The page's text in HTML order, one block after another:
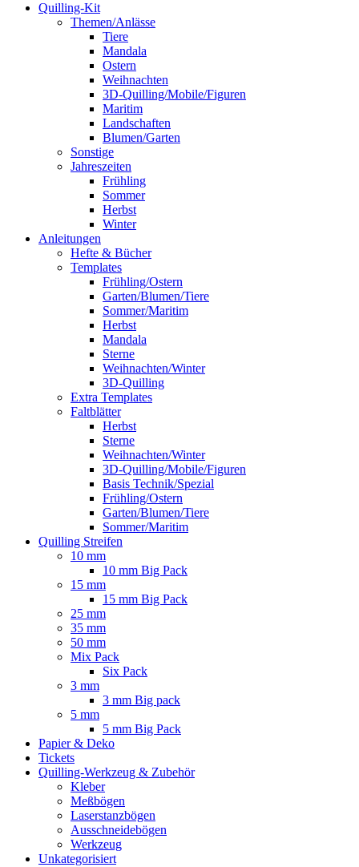
Quilling-Kit
Themen/Anlässe
Tiere
Mandala
Ostern
Weihnachten
3D-Quilling/Mobile/Figuren
Maritim
Landschaften
Blumen/Garten
Sonstige
Jahreszeiten
Frühling
Sommer
Herbst
Winter
Anleitungen
Hefte & Bücher
Templates
Frühling/Ostern
Garten/Blumen/Tiere
Sommer/Maritim
Herbst
Mandala
Sterne
Weihnachten/Winter
3D-Quilling
Extra Templates
Faltblätter
Herbst
Sterne
Weihnachten/Winter
3D-Quilling/Mobile/Figuren
Basis Technik/Spezial
Frühling/Ostern
Garten/Blumen/Tiere
Sommer/Maritim
Quilling Streifen
10 mm
10 mm Big Pack
15 mm
15 mm Big Pack
25 mm
35 mm
50 mm
Mix Pack
Six Pack
3 mm
3 mm Big pack
5 mm
5 mm Big Pack
Papier & Deko
Tickets
Quilling-Werkzeug & Zubehör
Kleber
Meßbögen
Laserstanzbögen
Ausschneidebögen
Werkzeug
Unkategorisiert